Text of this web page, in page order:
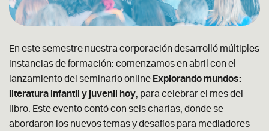
En este semestre nuestra corporación desarrolló múltiples
instancias de formación: comenzamos en abril con el
lanzamiento del seminario online Explorando mundos:
literatura infantil y juvenil hoy, para celebrar el mes del
libro. Este evento contó con seis charlas, donde se
abordaron los nuevos temas y desafíos para mediadores